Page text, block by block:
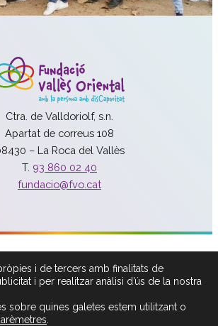
Ctra. de Valldoriolf, s.n.
Apartat de correus 108
– La Roca del Vallès
T. 93 860 02 40
fundacio@fvo.cat
Política de privacitat
Avís legal
i de tercers amb finalitats de
i per realitzar anàlisi d’ús de la nostra
sobre quines galetes estem utilitzant o